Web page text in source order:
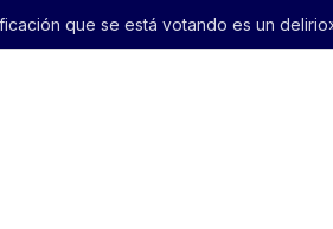
es un delirio»